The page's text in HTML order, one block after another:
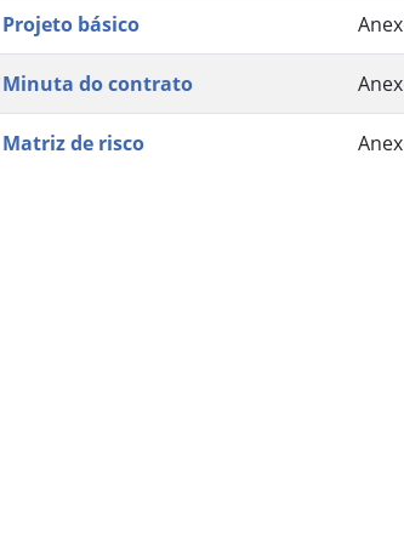
Projeto básico
Minuta do contrato
Matriz de risco